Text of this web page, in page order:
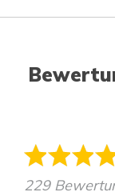
229